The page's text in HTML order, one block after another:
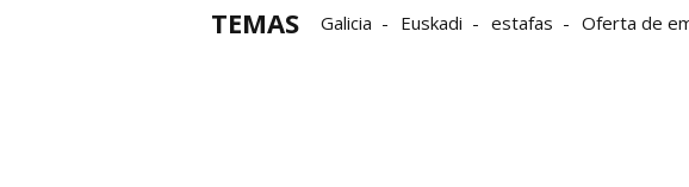
TEMAS Galicia Euskadi estafas Oferta de